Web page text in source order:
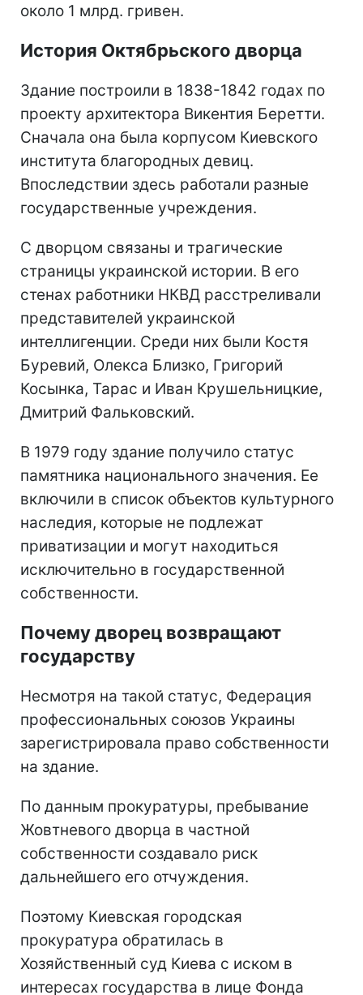
около 1 млрд. гривен.
История Октябрьского дворца
Здание построили в 1838-1842 годах по
проекту архитектора Викентия Беретти.
Сначала она была корпусом Киевского
института благородных девиц.
Впоследствии здесь работали разные
государственные учреждения.
С дворцом связаны и трагические
страницы украинской истории. В его
стенах работники НКВД расстреливали
представителей украинской
интеллигенции. Среди них были Костя
Буревий, Олекса Близко, Григорий
Косынка, Тарас и Иван Крушельницкие,
Дмитрий Фальковский.
В 1979 году здание получило статус
памятника национального значения. Ее
включили в список объектов культурного
наследия, которые не подлежат
приватизации и могут находиться
исключительно в государственной
собственности.
Почему дворец возвращают
государству
Несмотря на такой статус, Федерация
профессиональных союзов Украины
зарегистрировала право собственности
на здание.
По данным прокуратуры, пребывание
Жовтневого дворца в частной
собственности создавало риск
дальнейшего его отчуждения.
Поэтому Киевская городская
прокуратура обратилась в
Хозяйственный суд Киева с иском в
интересах государства в лице Фонда